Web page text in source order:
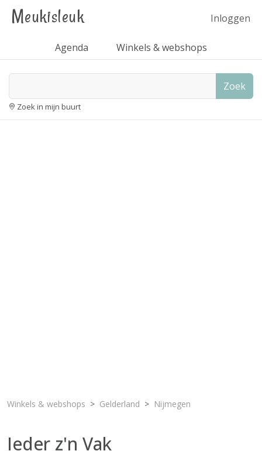
Meukisleuk Inloggen
Agenda Winkels & webshops
Zoek
Zoek in mijn buurt
Winkels & webshops Gelderland Nijmegen
Ieder z'n Vak